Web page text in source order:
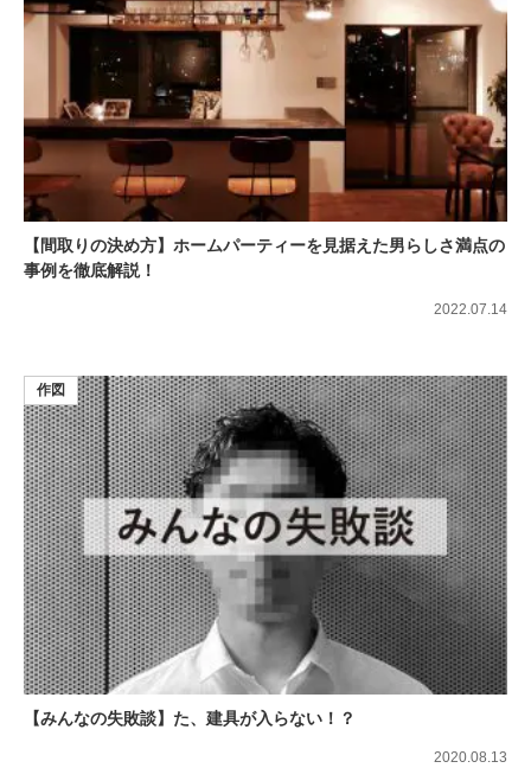
【間取りの決め方】ホームパーティーを見据えた男らしさ満点の
事例を徹底解説！
2022.07.14
【みんなの失敗談】た、建具が入らない！？
作図
2020.08.13